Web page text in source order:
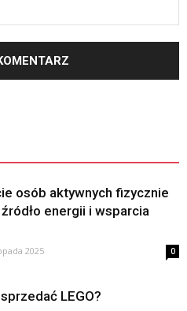
osób aktywnych fizycznie
energii i wsparcia
2025 0
LEGO?